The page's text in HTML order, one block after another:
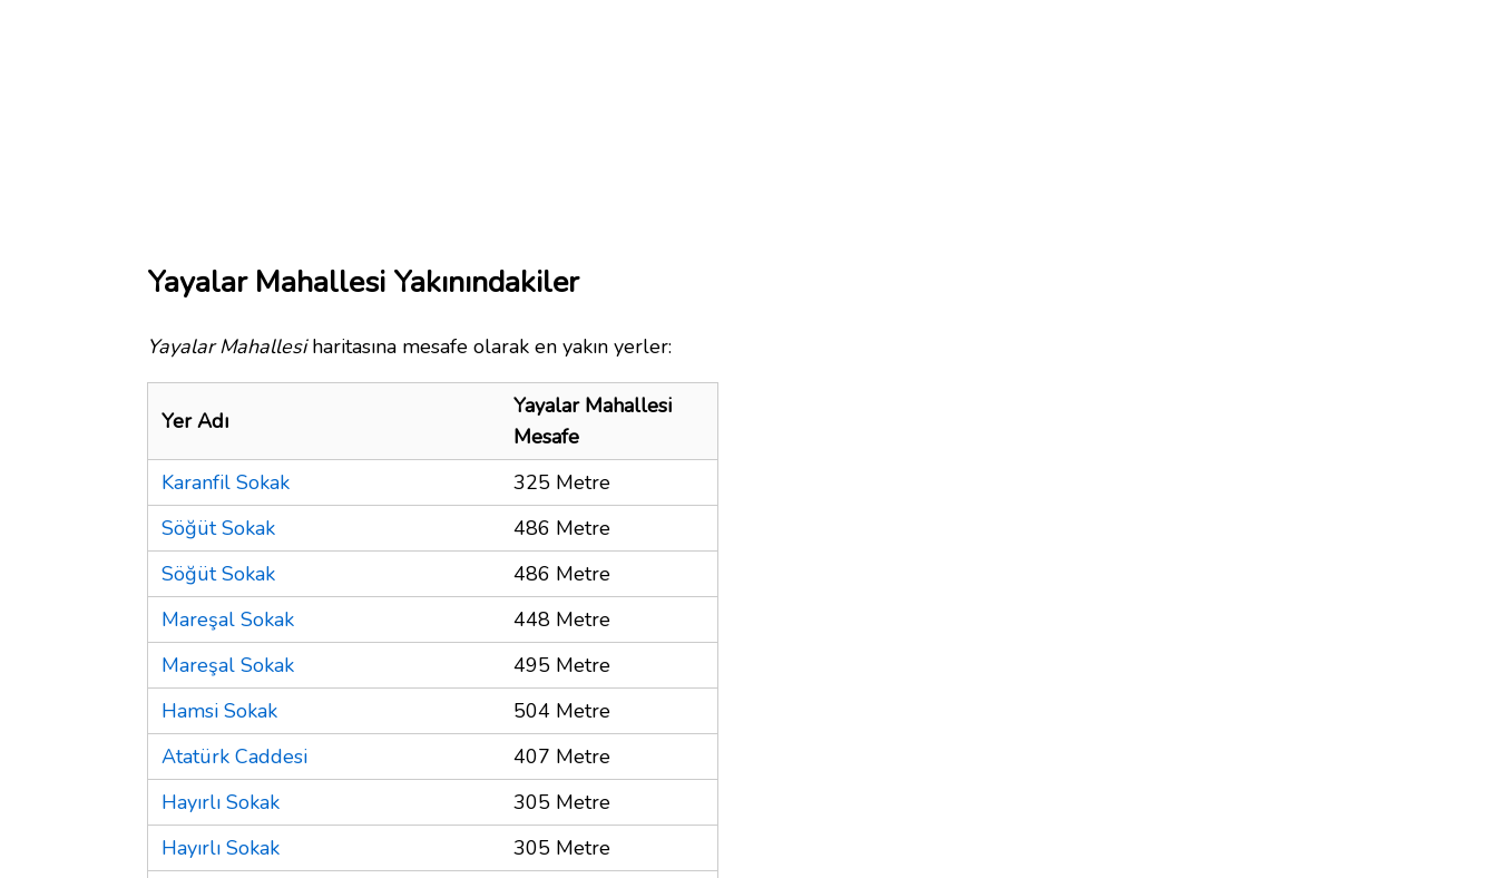
Yayalar Mahallesi Yakınındakiler
Yayalar Mahallesiharitasına mesafe olarak en yakın yerler:
Yer Adı
Yayalar Mahallesi
Mesafe
Karanfil Sokak
325 Metre
Söğüt Sokak
486 Metre
Söğüt Sokak
486 Metre
Mareşal Sokak
448 Metre
Mareşal Sokak
495 Metre
Hamsi Sokak
504 Metre
Atatürk Caddesi
407 Metre
Hayırlı Sokak
305 Metre
Hayırlı Sokak
305 Metre